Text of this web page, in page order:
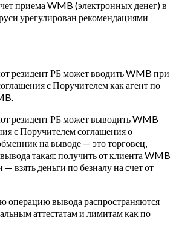
приема WMB (электронных денег) в
урегулирован рекомендациями
резидент РБ может вводить WMB при
с Поручителем как агент по
резидент РБ может выводить WMB
с Поручителем соглашения о
на выводе — это торговец,
такая: получить от клиента WMB
взять деньги по безналу на счет от
операцию вывода распространяются
аттестатам и лимитам как по